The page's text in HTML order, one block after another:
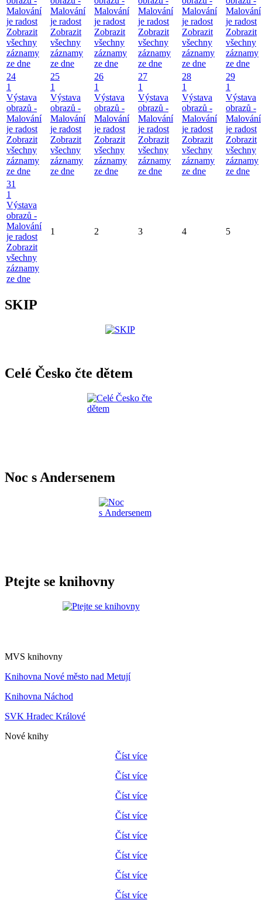
Malování
je radost
Zobrazit
všechny
záznamy
ze dne
Malování
je radost
Zobrazit
všechny
záznamy
ze dne
Malování
je radost
Zobrazit
všechny
záznamy
ze dne
Malování
je radost
Zobrazit
všechny
záznamy
ze dne
Malování
je radost
Zobrazit
všechny
záznamy
ze dne
Malování
je radost
Zobrazit
všechny
záznamy
ze dne
24
1
Výstava
obrazů -
Malování
je radost
Zobrazit
všechny
záznamy
ze dne
25
1
Výstava
obrazů -
Malování
je radost
Zobrazit
všechny
záznamy
ze dne
26
1
Výstava
obrazů -
Malování
je radost
Zobrazit
všechny
záznamy
ze dne
27
1
Výstava
obrazů -
Malování
je radost
Zobrazit
všechny
záznamy
ze dne
28
1
Výstava
obrazů -
Malování
je radost
Zobrazit
všechny
záznamy
ze dne
29
1
Výstava
obrazů -
Malování
je radost
Zobrazit
všechny
záznamy
ze dne
31
1
Výstava
obrazů -
Malování
je radost
Zobrazit
všechny
záznamy
ze dne
1 2 3 4 5
SKIP
Celé Česko čte dětem
Noc s Andersenem
Ptejte se knihovny
MVS knihovny
Knihovna Nové město nad Metují
Knihovna Náchod
SVK Hradec Králové
Nové knihy
Číst více
Číst více
Číst více
Číst více
Číst více
Číst více
Číst více
Číst více